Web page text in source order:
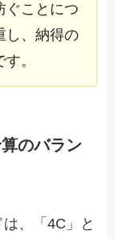
ぐことにつ
し、納得の
。
のバラン
、「4C」と